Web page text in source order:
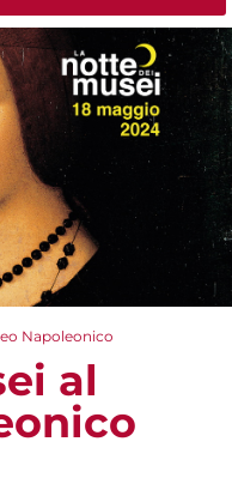
Napoleonico
al